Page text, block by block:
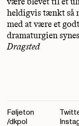
heldigvis tænkt så
med at være et
dramaturgien
Dragsted
Føljeton
/dkpol